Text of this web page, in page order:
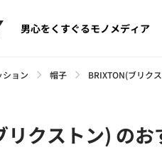
男心をくすぐるモノメディア
ション 帽子 BRIXTON(ブリク
リクストン) の